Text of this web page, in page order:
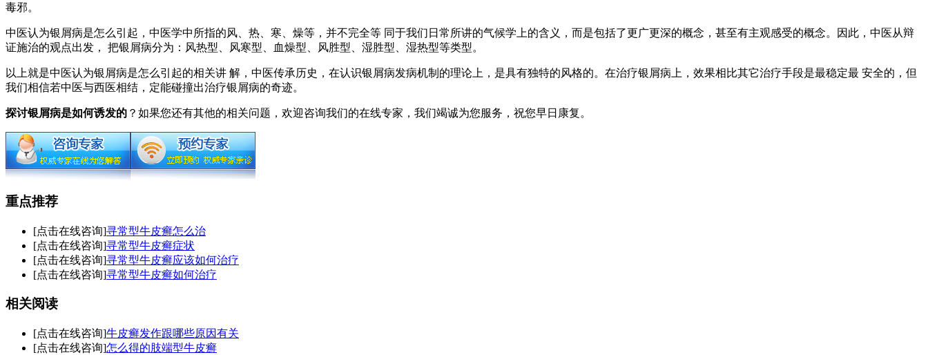
毒邪。
中医认为银屑病是怎么引起，中医学中所指的风、热、寒、燥等，并不完全等 同于我们日常所讲的气候学上的含义，而是包括了更广更深的概念，甚至有主观感受的概念。因此，中医从辩
证施治的观点出发， 把银屑病分为：风热型、风寒型、血燥型、风胜型、湿胜型、湿热型等类型。
以上就是中医认为银屑病是怎么引起的相关讲 解，中医传承历史，在认识银屑病发病机制的理论上，是具有独特的风格的。在治疗银屑病上，效果相比其它治疗手段是最稳定最 安全的，但
我们相信若中医与西医相结，定能碰撞出治疗银屑病的奇迹。
探讨银屑病是如何诱发的 ？如果您还有其他的相关问题，欢迎咨询我们的在线专家，我们竭诚为您服务，祝您早日康复。
重点推荐
[点击在线咨询]寻常型牛皮癣怎么治
[点击在线咨询]寻常型牛皮癣症状
[点击在线咨询]寻常型牛皮癣应该如何治疗
[点击在线咨询]寻常型牛皮癣如何治疗
相关阅读
[点击在线咨询]牛皮癣发作跟哪些原因有关
[点击在线咨询]怎么得的肢端型牛皮癣